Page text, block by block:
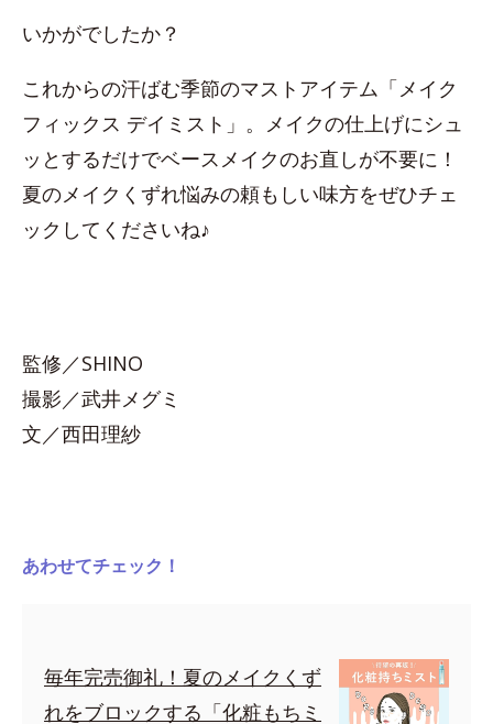
いかがでしたか？
これからの汗ばむ季節のマストアイテム「メイク
フィックス デイミスト」。メイクの仕上げにシュ
ッとするだけでベースメイクのお直しが不要に！
夏のメイクくずれ悩みの頼もしい味方をぜひチェ
ックしてくださいね♪
監修／SHINO
撮影／武井メグミ
文／西田理紗
あわせてチェック！
毎年完売御礼！夏のメイクくず
れをブロックする「化粧もちミ